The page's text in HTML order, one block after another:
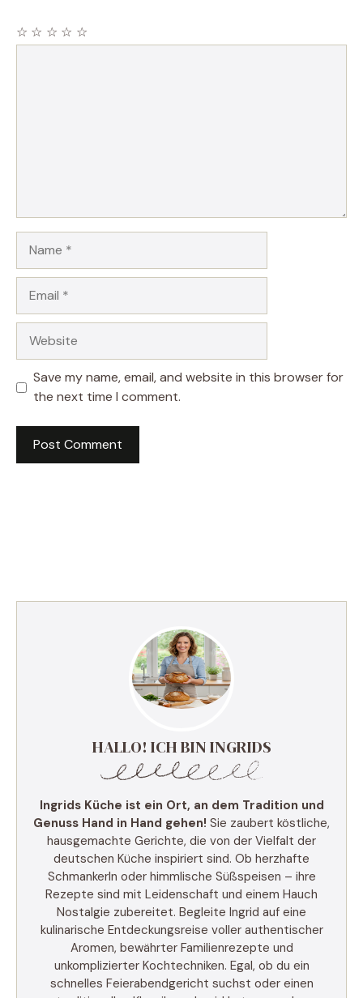
☆
☆
☆
☆
☆
Save my name, email, and website in this browser for
the next time I comment.
HALLO! ICH BIN INGRIDS
Ingrids Küche ist ein Ort, an dem Tradition und
Genuss Hand in Hand gehen! Sie zaubert köstliche,
hausgemachte Gerichte, die von der Vielfalt der
deutschen Küche inspiriert sind. Ob herzhafte
Schmankerln oder himmlische Süßspeisen – ihre
Rezepte sind mit Leidenschaft und einem Hauch
Nostalgie zubereitet. Begleite Ingrid auf eine
kulinarische Entdeckungsreise voller authentischer
Aromen, bewährter Familienrezepte und
unkomplizierter Kochtechniken. Egal, ob du ein
schnelles Feierabendgericht suchst oder einen